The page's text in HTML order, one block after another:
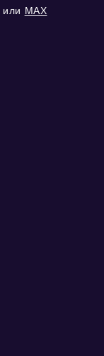
или MAX